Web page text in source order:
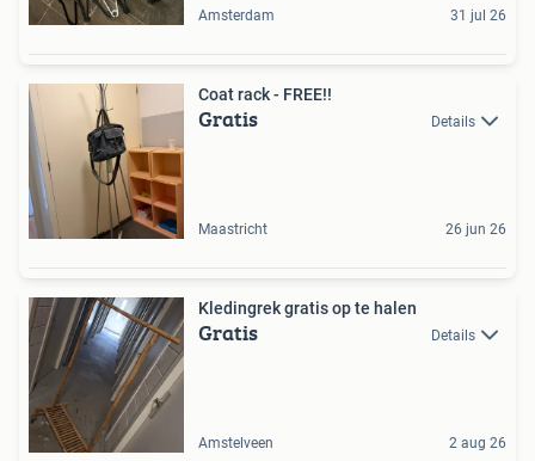
Amsterdam 31 jul 26
Coat rack - FREE!!
Gratis Details
Maastricht 26 jun 26
Kledingrek gratis op te halen
Gratis Details
Amstelveen 2 aug 26